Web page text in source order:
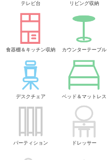
テレビ台 リビング収納
食器棚＆キッチン収納 カウンターテーブル
デスクチェア ベッド＆マットレス
パーティション ドレッサー